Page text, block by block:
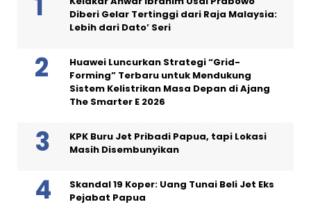
Diberi Gelar Tertinggi dari Raja Malaysia:
Lebih dari Dato’ Seri
Huawei Luncurkan Strategi “Grid-
Forming” Terbaru untuk Mendukung
Sistem Kelistrikan Masa Depan di Ajang
The Smarter E 2026
KPK Buru Jet Pribadi Papua, tapi Lokasi
Masih Disembunyikan
Skandal 19 Koper: Uang Tunai Beli Jet Eks
Pejabat Papua